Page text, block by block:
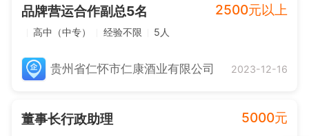
品牌营运合作副总5名 2500元以上
高中（中专） 经验不限 5人
贵州省仁怀市仁康酒业有限公司 2023-12-16
董事长行政助理 5000元